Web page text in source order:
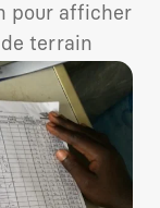
pour afficher
terrain